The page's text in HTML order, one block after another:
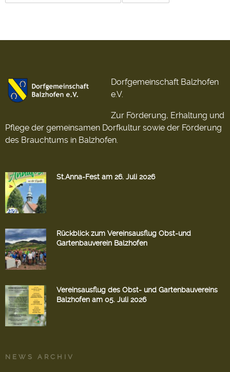
Dorfgemeinschaft Balzhofen
e.V.
Zur Förderung, Erhaltung und
Pflege der gemeinsamen Dorfkultur sowie der Förderung
des Brauchtums in Balzhofen.
St.Anna-Fest am 26. Juli 2026
Rückblick zum Vereinsausflug Obst-und
Gartenbauverein Balzhofen
Vereinsausflug des Obst- und Gartenbauvereins
Balzhofen am 05. Juli 2026
NEWS ARCHIV